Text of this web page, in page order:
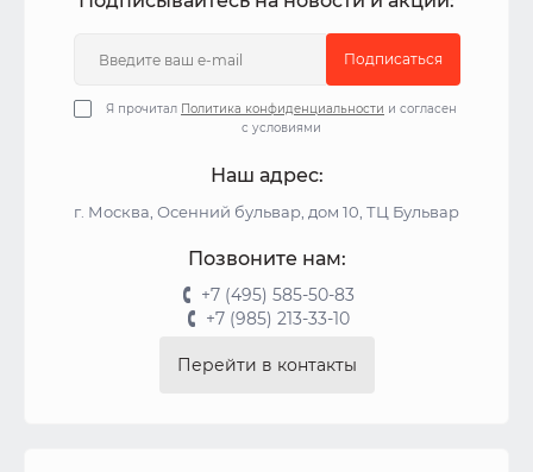
Подписаться
Я прочитал Политика конфиденциальности и согласен
с условиями
Наш адрес:
г. Москва, Осенний бульвар, дом 10, ТЦ Бульвар
Позвоните нам:
+7 (495) 585-50-83
+7 (985) 213-33-10
Перейти в контакты